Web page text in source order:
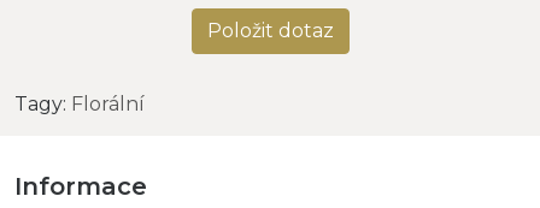
Položit dotaz
Tagy: Florální
Informace